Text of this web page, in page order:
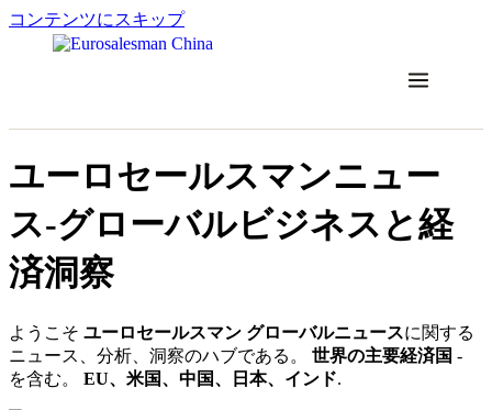
コンテンツにスキップ
ユーロセールスマンニュー
ス-グローバルビジネスと経
済洞察
ようこそ ユーロセールスマン グローバルニュースに関する
ニュース、分析、洞察のハブである。 世界の主要経済国 -
を含む。 EU、米国、中国、日本、インド.